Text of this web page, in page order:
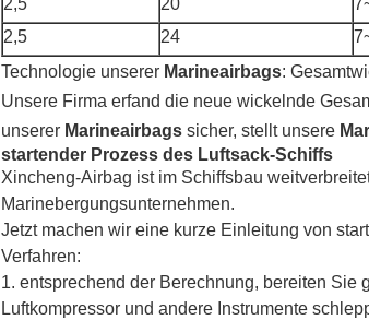
2,5
20
2,5
24
Technologie unserer Marineairbags:
Unsere Firma erfand die neue wickelnde
unserer Marineairbags sicher, stellt unsere
startender Prozess des Luftsack-Schiffs
Xincheng-Airbag ist im Schiffsbau
Marinebergungsunternehmen.
Jetzt machen wir eine kurze Einleitung von
Verfahren:
1. entsprechend der Berechnung, bereiten
Luftkompressor und andere Instrumente